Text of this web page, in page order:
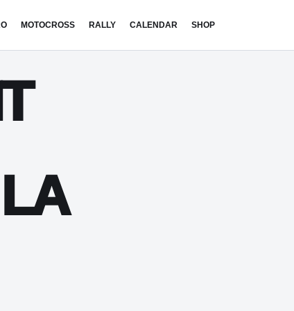
MOTOCROSS RALLY CALENDAR SHOP